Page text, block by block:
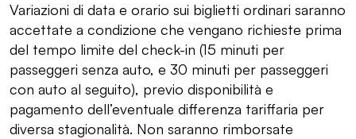
Variazioni di data e orario sui biglietti ordinari saranno
accettate a condizione che vengano richieste prima
del tempo limite del check-in (15 minuti per
passeggeri senza auto, e 30 minuti per passeggeri
con auto al seguito), previo disponibilità e
pagamento dell’eventuale differenza tariffaria per
diversa stagionalità. Non saranno rimborsate